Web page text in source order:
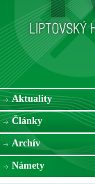
Aktuality
Články
Archív
Námety